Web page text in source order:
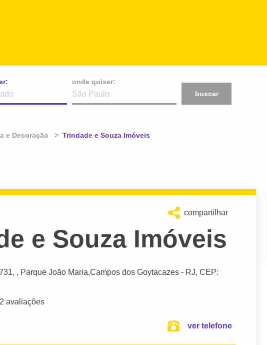
onde quiser:
buscar
e Decoração Atual:
Trindade e Souza Imóveis
compartilhar
e Souza Imóveis
, Parque João Maria,Campos dos Goytacazes - RJ, CEP:
2 avaliações
ver telefone